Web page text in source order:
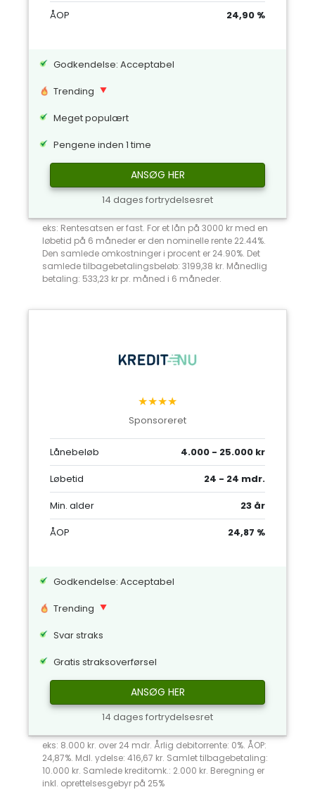
ÅOP
24,90 %
Godkendelse: Acceptabel
Trending
Meget populært
Pengene inden 1 time
ANSØG HER
14 dages fortrydelsesret
eks: Rentesatsen er fast. For et lån på 3000 kr med en
løbetid på 6 måneder er den nominelle rente 22.44%.
Den samlede omkostninger i procent er 24.90%. Det
samlede tilbagebetalingsbeløb: 3199,38 kr. Månedlig
betaling: 533,23 kr pr. måned i 6 måneder.
★★★★
Sponsoreret
Lånebeløb
4.000 - 25.000 kr
Løbetid
24 - 24 mdr.
Min. alder
23 år
ÅOP
24,87 %
Godkendelse: Acceptabel
Trending
Svar straks
Gratis straksoverførsel
ANSØG HER
14 dages fortrydelsesret
eks: 8.000 kr. over 24 mdr. Årlig debitorrente: 0%. ÅOP:
24,87%. Mdl. ydelse: 416,67 kr. Samlet tilbagebetaling:
10.000 kr. Samlede kreditomk.: 2.000 kr. Beregning er
inkl. oprettelsesgebyr på 25%